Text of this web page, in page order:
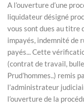
A l’ouverture d’une
liquidateur désigné
vous sont dues au titre
impayés, indemnité de
payés... Cette
(contrat de travail,
Prud’hommes..) remis
l’administrateur
l’ouverture de la